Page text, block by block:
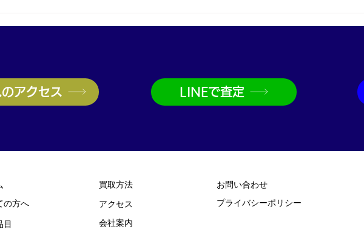
アクセス LINEで査定
の方​へ
目
買取方法
​アクセス
お問い合わせ
プライバシーポリシー
​会社案内